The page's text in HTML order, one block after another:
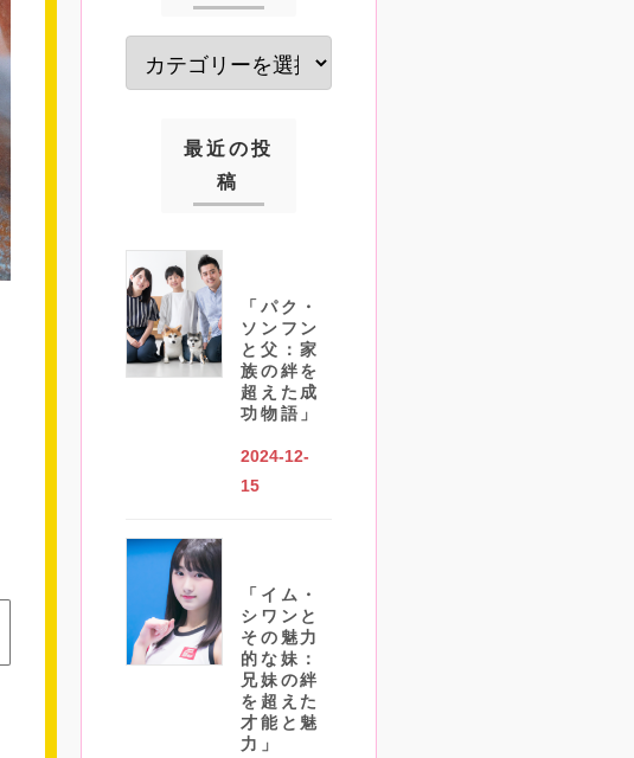
最近の投
稿
「パク・
ソンフン
と父：家
族の絆を
超えた成
功物語」
2024-12-
15
「イム・
シワンと
その魅力
的な妹：
兄妹の絆
を超えた
才能と魅
力」